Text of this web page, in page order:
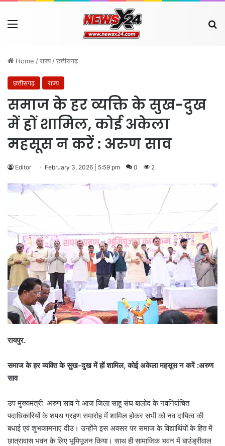
Menu
Home /राज्य /छत्तीसगढ़
छत्तीसगढ़ राज्य
समाज के हर व्यक्ति के सुख-दुख
में हों शामिल, कोई अकेला
महसूस न करें : अरुण साव
Editor February 3, 2026 | 5:59 pm 0 2
रायपुर.
समाज के हर व्यक्ति के सुख-दुख में हों शामिल, कोई अकेला महसूस न करें :अरुण
साव
उप मुख्यमंत्री अरुण साव ने आज जिला साहू संघ बालोद के नवनिर्वाचित
पदाधिकारियों के शपथ ग्रहण समारोह में शामिल होकर सभी को नव दायित्व की
बधाई एवं शुभकामनाएं दीउ। उन्होंने इस अवसर पर समाज के विद्यार्थियों के हित में
छात्रावास भवन के लिए भूमिपूजन किया। साथ ही सामाजिक भवन में बाउंड्रीवाल